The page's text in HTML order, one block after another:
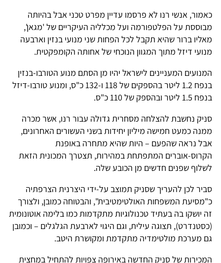
כאמור, אנשי רנו לא פרסמו עדיין מפרט טכני אבל בהיותה
מבוססת על הפלטפורמה ועל מכלליה העיקריים של 'מגאן',
מאליו ברור שהיא תקבל לכל הפחות שני מנועי בנזין וארבעה
מנועי דיזל מתוך המגוון הנוכחי של אחותה הקומפקטית.
המנועים המעניינים לישראל יהיו מן הסתם מנוע הטורבו-בנזין
בנפח 1.2 ליטר בהספקים של 118 ו-132 כ"ס, ומנוע טורבו-דיזל
בנפח 1.5 ליטר ובהספק של 110 כ"ס.
סניק נחשבת להצלחה מסחרית גדולה עבור רנו, אשר מכרה
ממנה כמעט חמישה מיליון יחידות בשני העשורים האחרונים,
אבל נראה שהפעם – היות שהיא מתחרה באופנת
הקרוס-אוברים המתפתחת במהירות, תצטרך המכונית הזאת
לשלוף שפנים חדשים מן הכובע שלה.
סביר לכן להעריך שסניק תמוצב על-ידי היצרנית הצרפתיה
כ"מסיעת המשפחות האולטימטיבית", והבטוחה כמובן, ולצורך
זה יושקו בה בעתיד טכנולוגיות מתקדמות כמו בלימה אוטונומית
(כסטנדרט), תצוגה עילית, וגם היגוי לארבעת הגלגלים – וכמובן
גם מערכת מולטימדיה מתקדמת ומקושרת היטב.
המכירות של סניק החדשה באירופה צפויות להתחיל במחצית